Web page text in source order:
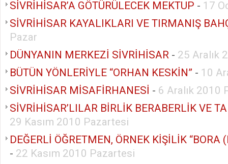
SİVRİHİSAR’A GÖTÜRÜLECEK MEKTUP - 17
SİVRİHİSAR KAYALIKLARI VE TIRMANIŞ
Pazar
DÜNYANIN MERKEZİ SİVRİHİSAR - 25 Aralık
BÜTÜN YÖNLERİYLE “ORHAN KESKİN” - 10
SİVRİHİSAR MİSAFİRHANESİ - 6 Aralık 2010
SİVRİHİSAR’LILAR BİRLİK BERABERLİK VE
29 Kasım 2010 Pazartesi
DEĞERLİ ÖĞRETMEN, ÖRNEK KİŞİLİK “BORA
- 22 Kasım 2010 Pazartesi